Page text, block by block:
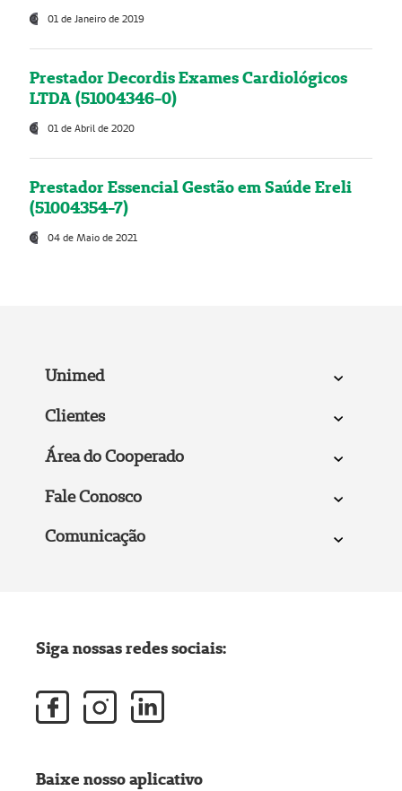
01 de Janeiro de 2019
Prestador Decordis Exames Cardiológicos
LTDA (51004346-0)
01 de Abril de 2020
Prestador Essencial Gestão em Saúde Ereli
(51004354-7)
04 de Maio de 2021
Unimed
Clientes
Área do Cooperado
Fale Conosco
Comunicação
Siga nossas redes sociais:
Baixe nosso aplicativo